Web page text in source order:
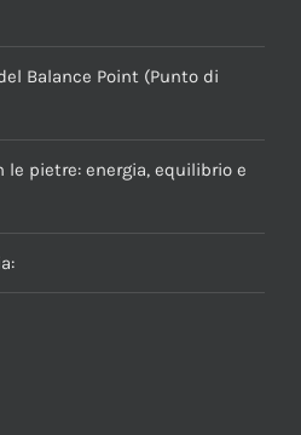
Balance Point (Punto di
le pietre: energia, equilibrio e